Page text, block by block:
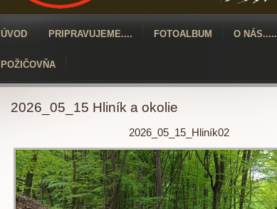
ÚVOD PRIPRAVUJEME.... FOTOALBUM O NÁS.....
POŽIČOVŇA
2026_05_15 Hliník a okolie
2026_05_15_Hliník02